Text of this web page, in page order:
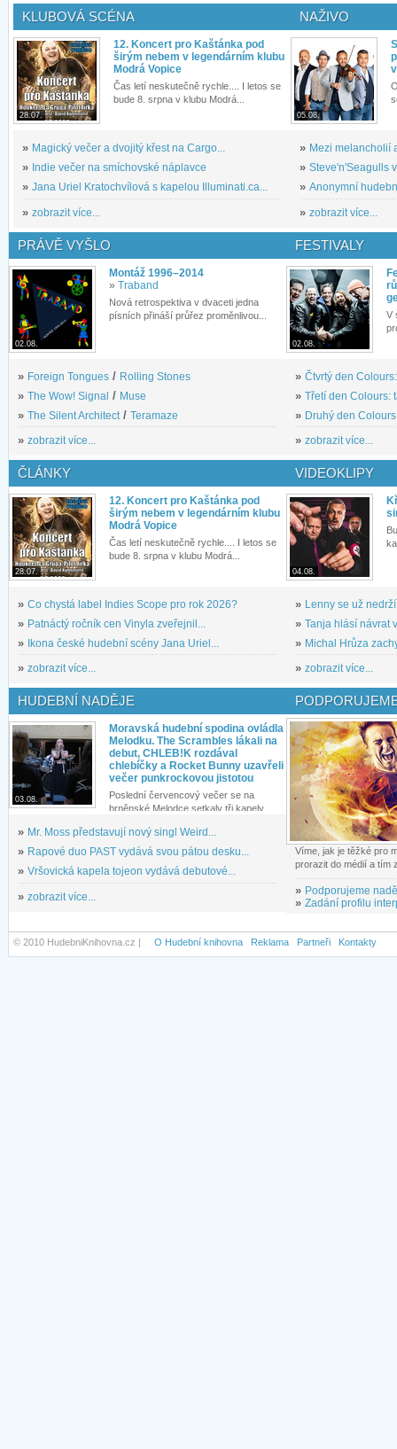
KLUBOVÁ SCÉNA
28.07.
12. Koncert pro Kaštánka pod
širým nebem v legendárním klubu
Modrá Vopice
Čas letí neskutečně rychle.... I letos se
bude 8. srpna v klubu Modrá...
» Magický večer a dvojitý křest na Cargo...
» Indie večer na smíchovské náplavce
» Jana Uriel Kratochvílová s kapelou Illuminati.ca...
» zobrazit více...
NAŽIVO
05.08.
» Mezi melancholií
» Steve'n'Seagulls
» Anonymní
» zobrazit více...
PRÁVĚ VYŠLO
02.08.
Montáž 1996–2014
» Traband
Nová retrospektiva v dvaceti jedna
písních přináší průřez proměnlivou...
» Foreign Tongues / Rolling Stones
» The Wow! Signal / Muse
» The Silent Architect / Teramaze
» zobrazit více...
FESTIVALY
02.08.
V
» Čtvrtý den
» Třetí den Colours:
» Druhý den
» zobrazit více...
ČLÁNKY
28.07.
12. Koncert pro Kaštánka pod
širým nebem v legendárním klubu
Modrá Vopice
Čas letí neskutečně rychle.... I letos se
bude 8. srpna v klubu Modrá...
» Co chystá label Indies Scope pro rok 2026?
» Patnáctý ročník cen Vinyla zveřejnil...
»
Ikona české hudební scény Jana Uriel...
» zobrazit více...
VIDEOKLIPY
04.08.
» Lenny se už
» Tanja hlásí návrat
» Michal Hrůza
» zobrazit více...
HUDEBNÍ NADĚJE
03.08.
Moravská hudební spodina ovládla
Melodku. The Scrambles lákali na
debut, CHLEB!K rozdával
chlebíčky a Rocket Bunny uzavřeli
večer punkrockovou jistotou
Poslední červencový večer se na
brněnské Melodce setkaly tři kapely...
» Mr. Moss představují nový singl Weird...
» Rapové duo PAST vydává svou pátou desku...
» Vršovická kapela tojeon vydává debutové...
» zobrazit více...
Víme, jak je těžké pro
prorazit do médií a tím
» Podporujeme
» Zadání profilu
© 2010 HudebniKnihovna.cz | O Hudební knihovna Reklama Partneři Kontakty